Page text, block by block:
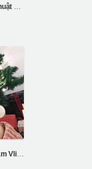
Hình ảnh trước và sau khi phẫu thuật mũi và mắt
Phẫu thuật thẩm mỹ Hàn Quốc hàm Vline & mũi